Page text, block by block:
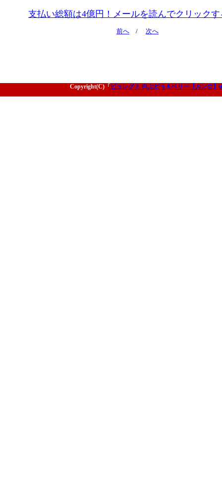
支払い総額は4億円！メールを読んでクリック
前へ / 次へ
Copyright(C)「 ピュレグミ 白ぶどう＆ベリー【カンロ】